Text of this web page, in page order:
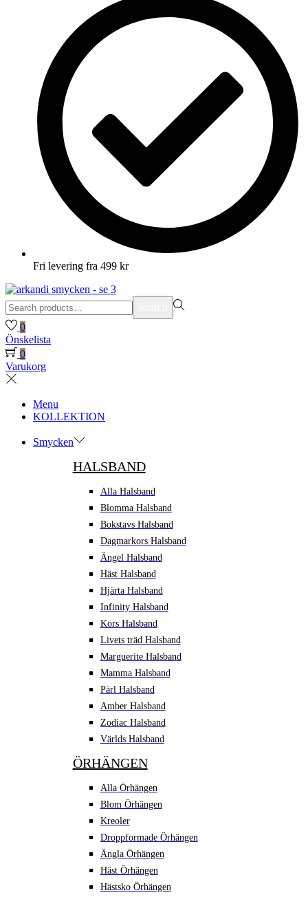
Fri levering fra 499 kr
Search
for:>
0
Önskelista
0
Varukorg
Menu
KOLLEKTION
Smycken
HALSBAND
Alla Halsband
Blomma Halsband
Bokstavs Halsband
Dagmarkors Halsband
Ängel Halsband
Häst Halsband
Hjärta Halsband
Infinity Halsband
Kors Halsband
Livets träd Halsband
Marguerite Halsband
Mamma Halsband
Pärl Halsband
Amber Halsband
Zodiac Halsband
Världs Halsband
ÖRHÄNGEN
Alla Örhängen
Blom Örhängen
Kreoler
Droppformade Örhängen
Ängla Örhängen
Häst Örhängen
Hästsko Örhängen